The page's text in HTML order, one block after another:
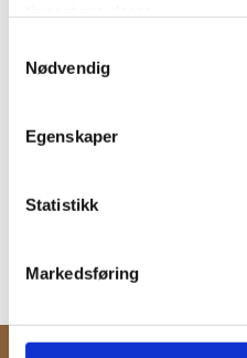
Nødvendig
Egenskaper
Statistikk
Markedsføring
Svendsen dirigerer og Edvard
og det blir en konsert i Molde
konsert i Kulturfabrikken 15.